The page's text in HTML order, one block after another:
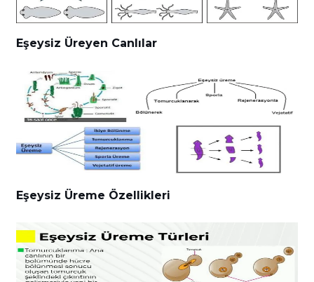
Eşeysiz Üreyen Canlılar
Eşeysiz Üreme Özellikleri